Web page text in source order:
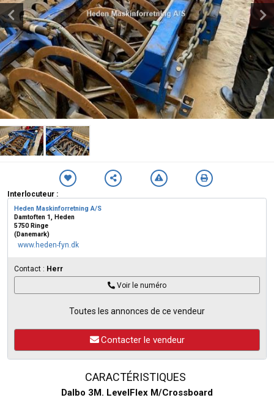
Interlocuteur :
Heden Maskinforretning A/S
Damtoften 1, Heden
5750 Ringe
(Danemark)
www.heden-fyn.dk
Contact : Herr
Voir le numéro
Toutes les annonces de ce vendeur
Contacter le vendeur
CARACTÉRISTIQUES
Dalbo 3M. LevelFlex M/Crossboard